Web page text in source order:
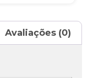
Avaliações (0)